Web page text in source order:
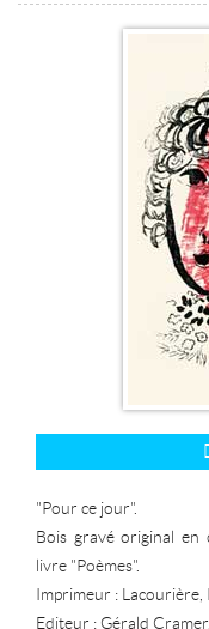
"Pour ce jour".
Bois gravé original en
livre "Poèmes".
Imprimeur : Lacourière,
Editeur : Gérald Cramer.